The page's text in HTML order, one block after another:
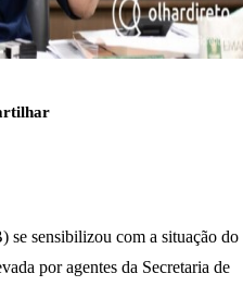
sensibilizou com a situação do
por agentes da Secretaria de